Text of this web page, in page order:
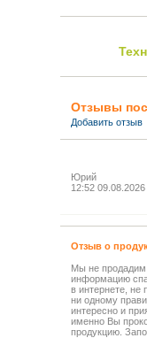
Отзывы
Добавить отзыв
Юрий
12:52 09.08.2026
Отзыв о
Мы не
информацию
в интернете, не
ни одному
интересно и
именно Вы
продукцию.